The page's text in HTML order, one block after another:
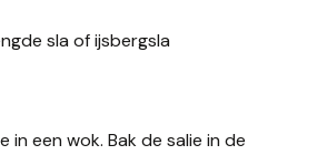
sla of ijsbergsla
in een wok. Bak de salie in de